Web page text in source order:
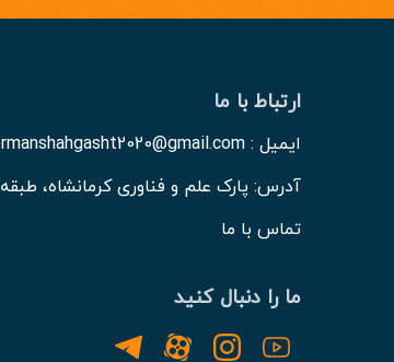
ارتباط با ما
ایمیل : kermanshahgasht2020@gmail.com
آدرس: پارک علم و فناوری کرمانشاه، طبقه7
تماس با ما
ما را دنبال کنید